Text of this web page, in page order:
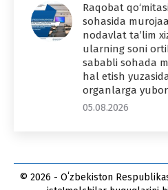
Raqobat
sohasida
nodavlat ta’lim
ularning soni
sababli sohada
hal etish
organlarga
05.08.2026
© 2026 - Oʻzbekiston